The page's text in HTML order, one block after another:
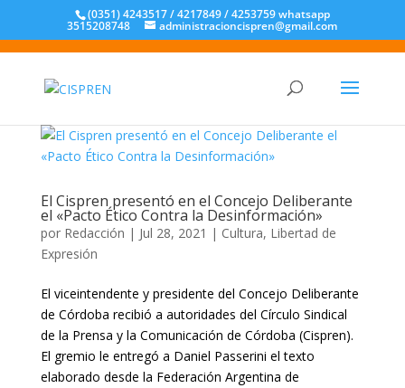
(0351) 4243517 / 4217849 / 4253759 whatsapp
3515208748 administracioncispren@gmail.com
El Cispren presentó en el Concejo Deliberante
el «Pacto Ético Contra la Desinformación»
por Redacción | Jul 28, 2021 | Cultura, Libertad de
Expresión
El viceintendente y presidente del Concejo Deliberante
de Córdoba recibió a autoridades del Círculo Sindical
de la Prensa y la Comunicación de Córdoba (Cispren).
El gremio le entregó a Daniel Passerini el texto
elaborado desde la Federación Argentina de